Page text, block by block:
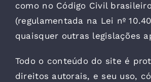
como no Código Civil
(regulamentada na Lei nº
quaisquer outras legislações
Todo o conteúdo do site é
direitos autorais, e seu uso,